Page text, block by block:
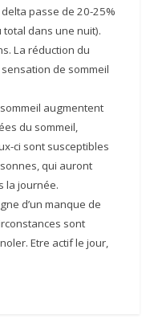
passe de 20-25%
total dans une nuit).
La réduction du
de sommeil
augmentent
du sommeil,
ci sont susceptibles
qui auront
la journée.
d’un manque de
sont
Etre actif le jour,